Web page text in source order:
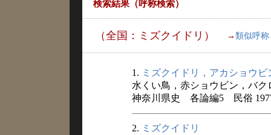
検索結果（呼称検索）
（全国：ミズクイドリ） → 類似呼称
1. ミズクイドリ，アカショウ
水くい鳥，赤ショウビン，バク
神奈川県史 各論編5 民俗
2. ミズクイドリ